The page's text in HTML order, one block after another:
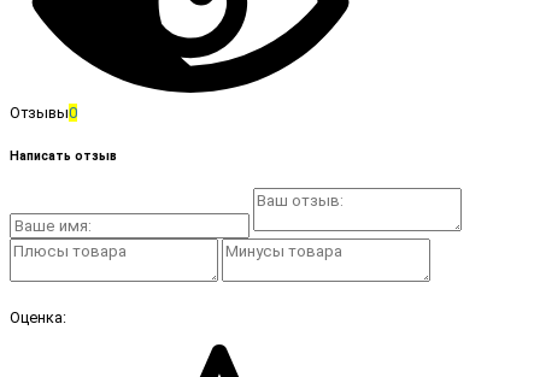
Отзывы0
Написать отзыв
Оценка: